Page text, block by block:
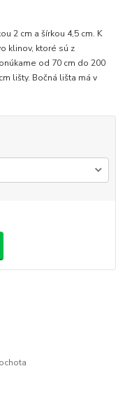
2 cm a šírkou 4,5 cm. K
klinov, ktoré sú z
od 70 cm do 200
lišty. Bočná lišta má v